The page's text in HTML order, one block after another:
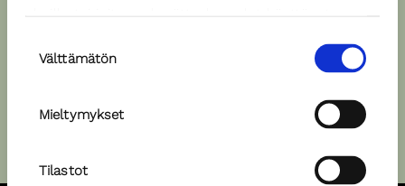
valinta
Välttämätön
Mieltymykset
Tilastot